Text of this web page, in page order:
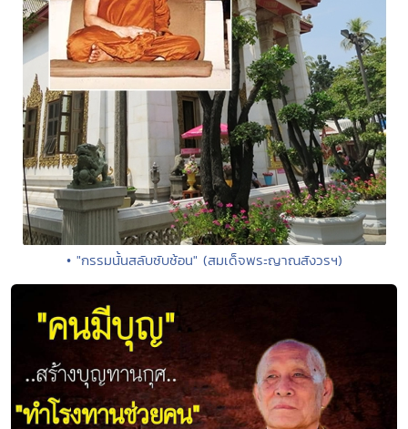
• "กรรมนั้นสลับซับซ้อน" (สมเด็จพระญาณสังวรฯ)